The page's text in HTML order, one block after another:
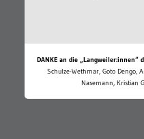
DANKE an die „Langweiler:innen“
Schulze-Wethmar, Goto Dengo,
Nasemann, Kristian